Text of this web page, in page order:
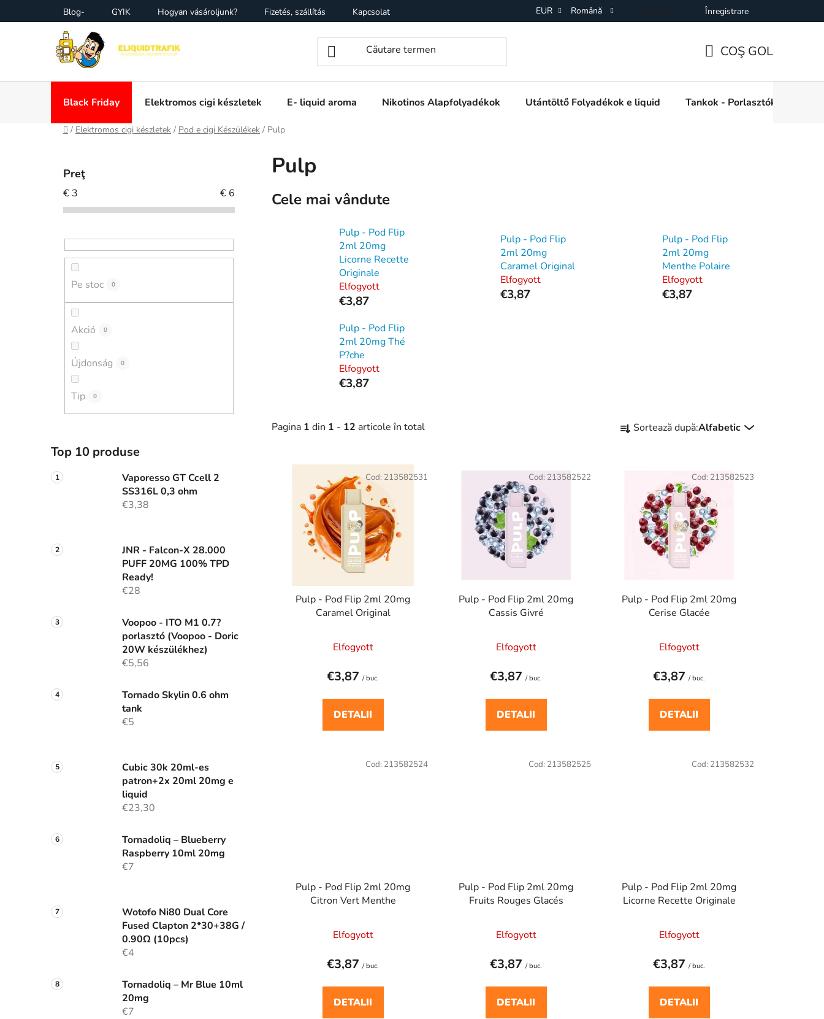
la
Blog- GYIK Hogyan vásároljunk? Fizetés, szállítás Kapcsolat Üzleti feltételek (ÁSZF) Adatkezelési Tájékoztató Elállás a Vásárlástol
EUR Română Înregistrare
DE
COŞ GOL
Black Friday Elektromos cigi készletek E- liquid aroma Nikotinos Alapfolyadékok Utántöltő Folyadékok e liquid Tankok - Porlasztók
Acasă
/ Elektromos cigi készletek / Pod e cigi Készülékek / Pulp
Preţ
€ 3 € 6
Pe stoc 0
Akció 0
Újdonság 0
Tip 0
Top 10 produse
Vaporesso GT Ccell 2
SS316L 0,3 ohm
€3,38
JNR - Falcon-X 28.000
PUFF 20MG 100% TPD
Ready!
€28
Voopoo - ITO M1 0.7?
porlasztó (Voopoo - Doric
20W készülékhez)
€5,56
Tornado Skylin 0.6 ohm
tank
€5
Cubic 30k 20ml-es
patron+2x 20ml 20mg e
liquid
€23,30
Tornadoliq – Blueberry
Raspberry 10ml 20mg
€7
Wotofo Ni80 Dual Core
Fused Clapton 2*30+38G /
0.90Ω (10pcs)
€4
Tornadoliq – Mr Blue 10ml
20mg
€7
Pulp
Cele mai vândute
Pulp - Pod Flip
2ml 20mg
Licorne Recette
Originale
Elfogyott
€3,87
Pulp - Pod Flip
2ml 20mg
Caramel Original
Elfogyott
€3,87
Pulp - Pod Flip
2ml 20mg
Menthe Polaire
Elfogyott
€3,87
Pulp - Pod Flip
2ml 20mg Thé
P?che
Elfogyott
€3,87
Pagina 1 din 1 - 12 articole în total
e
r
Sortează după:Alfabetic
Pulp - Pod Flip 2ml 20mg
Caramel Original
Elfogyott
€3,87/ buc.
DETALII
Cod: 213582531
Pulp - Pod Flip 2ml 20mg
Cassis Givré
Elfogyott
€3,87/ buc.
DETALII
Cod: 213582522
Pulp - Pod Flip 2ml 20mg
Cerise Glacée
Elfogyott
€3,87/ buc.
DETALII
Cod: 213582523
Pulp - Pod Flip 2ml 20mg
Citron Vert Menthe
Elfogyott
€3,87/ buc.
DETALII
Cod: 213582524
Pulp - Pod Flip 2ml 20mg
Fruits Rouges Glacés
Elfogyott
€3,87/ buc.
DETALII
Cod: 213582525
Pulp - Pod Flip 2ml 20mg
Licorne Recette Originale
Elfogyott
€3,87/ buc.
DETALII
Cod: 213582532